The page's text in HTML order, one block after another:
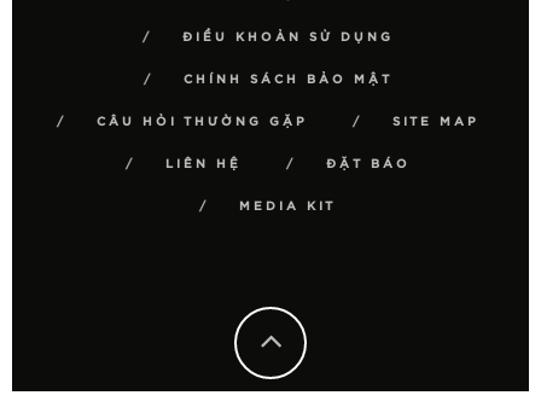
ĐIỀU KHOẢN SỬ DỤNG
CHÍNH SÁCH BẢO MẬT
CÂU HỎI THƯỜNG GẶP SITE MAP
LIÊN HỆ ĐẶT BÁO
MEDIA KIT